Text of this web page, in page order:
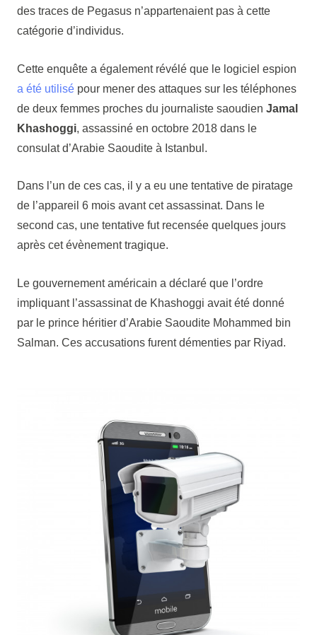
des traces de Pegasus n’appartenaient pas à cette
catégorie d’individus.
Cette enquête a également révélé que le logiciel espion
a été utilisé pour mener des attaques sur les téléphones
de deux femmes proches du journaliste saoudien Jamal
Khashoggi, assassiné en octobre 2018 dans le
consulat d’Arabie Saoudite à Istanbul.
Dans l’un de ces cas, il y a eu une tentative de piratage
de l’appareil 6 mois avant cet assassinat. Dans le
second cas, une tentative fut recensée quelques jours
après cet évènement tragique.
Le gouvernement américain a déclaré que l’ordre
impliquant l’assassinat de Khashoggi avait été donné
par le prince héritier d’Arabie Saoudite Mohammed bin
Salman. Ces accusations furent démenties par Riyad.